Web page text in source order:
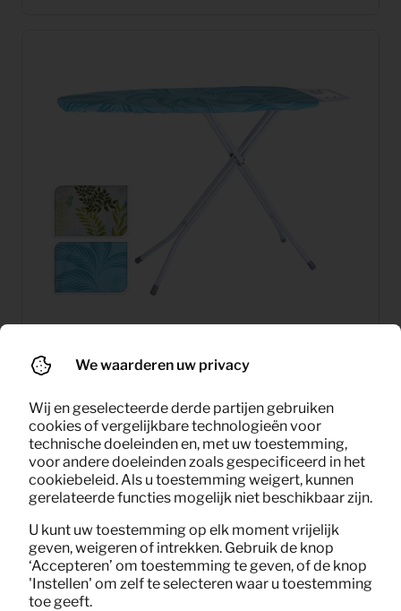
Per maand
(excl. BTW)
We waarderen uw privacy
Wij en geselecteerde derde partijen gebruiken
cookies of vergelijkbare technologieën voor
technische doeleinden en, met uw toestemming,
voor andere doeleinden zoals gespecificeerd in het
cookiebeleid. Als u toestemming weigert, kunnen
gerelateerde functies mogelijk niet beschikbaar zijn.
U kunt uw toestemming op elk moment vrijelijk
geven, weigeren of intrekken. Gebruik de knop
‘Accepteren’ om toestemming te geven, of de knop
'Instellen' om zelf te selecteren waar u toestemming
toe geeft.